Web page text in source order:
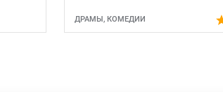
ДРАМЫ,КОМЕДИИ